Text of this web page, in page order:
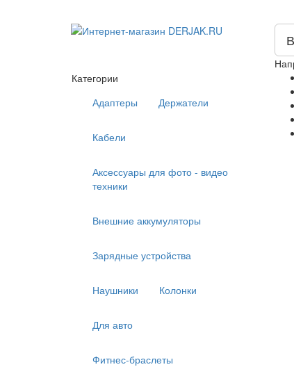
Категории
Адаптеры
Держатели
Кабели
Аксессуары для фото - видео
техники
Внешние аккумуляторы
Зарядные устройства
Наушники Колонки
Для авто
Фитнес-браслеты